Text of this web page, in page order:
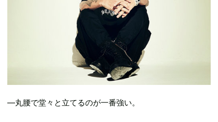
―丸腰で堂々と立てるのが一番強い。